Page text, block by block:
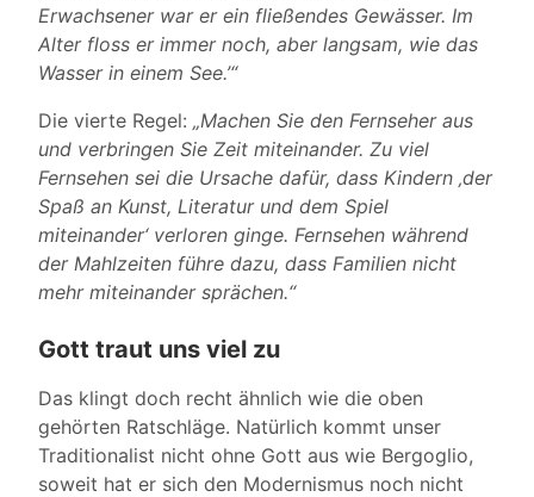
Erwachsener war er ein fließendes Gewässer. Im
Alter floss er immer noch, aber langsam, wie das
Wasser in einem See.’“
Die vierte Regel: „Machen Sie den Fernseher aus
und verbringen Sie Zeit miteinander. Zu viel
Fernsehen sei die Ursache dafür, dass Kindern ‚der
Spaß an Kunst, Literatur und dem Spiel
miteinander‘ verloren ginge. Fernsehen während
der Mahlzeiten führe dazu, dass Familien nicht
mehr miteinander sprächen.“
Gott traut uns viel zu
Das klingt doch recht ähnlich wie die oben
gehörten Ratschläge. Natürlich kommt unser
Traditionalist nicht ohne Gott aus wie Bergoglio,
soweit hat er sich den Modernismus noch nicht